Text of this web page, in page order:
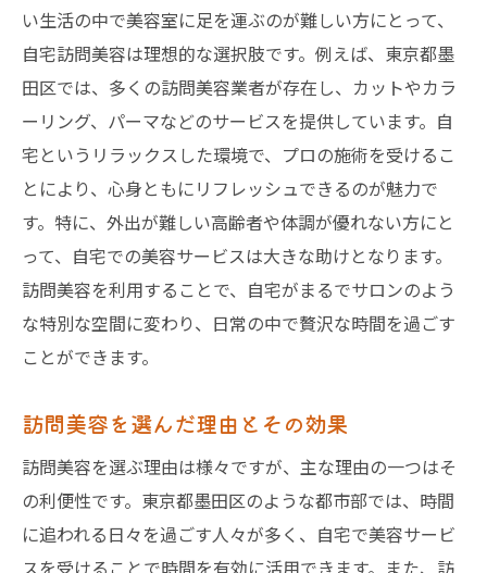
い生活の中で美容室に足を運ぶのが難しい方にとって、
自宅訪問美容は理想的な選択肢です。例えば、東京都墨
田区では、多くの訪問美容業者が存在し、カットやカラ
ーリング、パーマなどのサービスを提供しています。自
宅というリラックスした環境で、プロの施術を受けるこ
とにより、心身ともにリフレッシュできるのが魅力で
す。特に、外出が難しい高齢者や体調が優れない方にと
って、自宅での美容サービスは大きな助けとなります。
訪問美容を利用することで、自宅がまるでサロンのよう
な特別な空間に変わり、日常の中で贅沢な時間を過ごす
ことができます。
訪問美容を選んだ理由とその効果
訪問美容を選ぶ理由は様々ですが、主な理由の一つはそ
の利便性です。東京都墨田区のような都市部では、時間
に追われる日々を過ごす人々が多く、自宅で美容サービ
スを受けることで時間を有効に活用できます。また、訪